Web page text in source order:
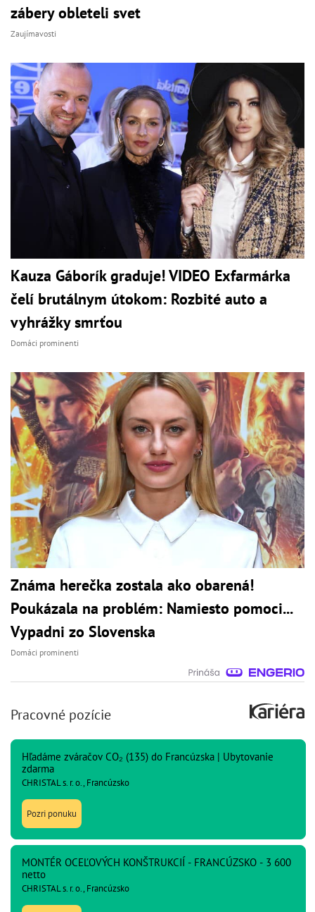
zábery obleteli svet
Zaujímavosti
Kauza Gáborík graduje! VIDEO Exfarmárka
čelí brutálnym útokom: Rozbité auto a
vyhrážky smrťou
Domáci prominenti
Známa herečka zostala ako obarená!
Poukázala na problém: Namiesto pomoci...
Vypadni zo Slovenska
Domáci prominenti
Pracovné pozície
Hľadáme zváračov CO₂ (135) do Francúzska | Ubytovanie
zdarma
CHRISTAL s. r. o., Francúzsko
Pozri ponuku
MONTÉR OCEĽOVÝCH KONŠTRUKCIÍ - FRANCÚZSKO - 3 600
netto
CHRISTAL s. r. o., Francúzsko